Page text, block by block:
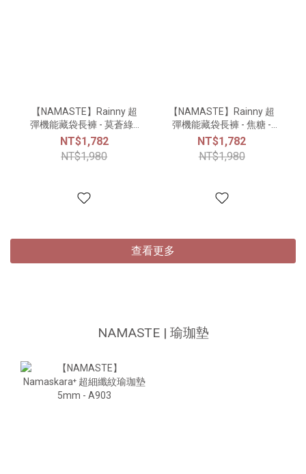
【NAMASTE】Rainny 超
彈機能藏袋長褲 - 莫蒼綠 -
231901
NT$1,782
NT$1,980
【NAMASTE】Rainny 超
彈機能藏袋長褲 - 焦糖 -
231901
NT$1,782
NT$1,980
查看更多
NAMASTE | 瑜珈墊